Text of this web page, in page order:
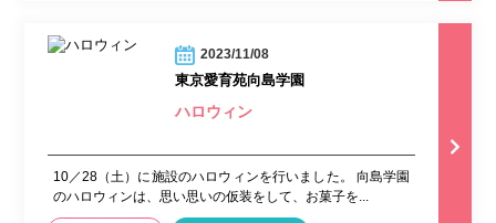
2023/11/08
東京愛育苑向島学園
ハロウィン
10／28（土）に施設のハロウィンを行いました。 向島学園
のハロウィンは、思い思いの仮装をして、お菓子を...